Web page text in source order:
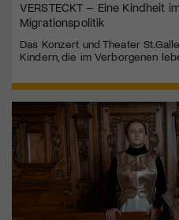
VERSTECKT – Eine Kindheit
Migrationspolitik
Das Konzert und Theater
Kindern, die im Verborgenen